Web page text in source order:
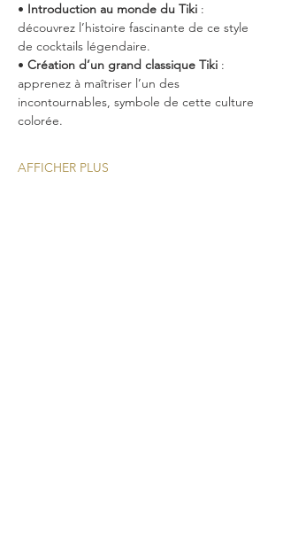
• Introduction au monde du Tiki :
découvrez l’histoire fascinante de ce style
de cocktails légendaire.
• Création d’un grand classique Tiki :
apprenez à maîtriser l’un des
incontournables, symbole de cette culture
colorée.
AFFICHER PLUS